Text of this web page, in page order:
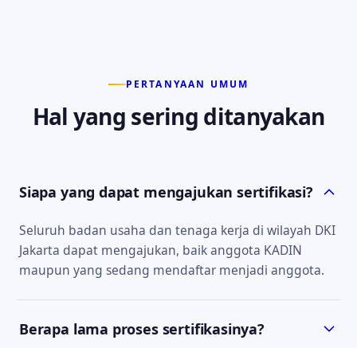
PERTANYAAN UMUM
Hal yang sering ditanyakan
Siapa yang dapat mengajukan sertifikasi?
Seluruh badan usaha dan tenaga kerja di wilayah DKI
Jakarta dapat mengajukan, baik anggota KADIN
maupun yang sedang mendaftar menjadi anggota.
Berapa lama proses sertifikasinya?